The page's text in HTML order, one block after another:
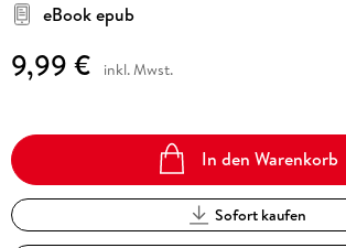
eBook epub
9,99 € inkl. Mwst.
In den Warenkorb
Sofort kaufen